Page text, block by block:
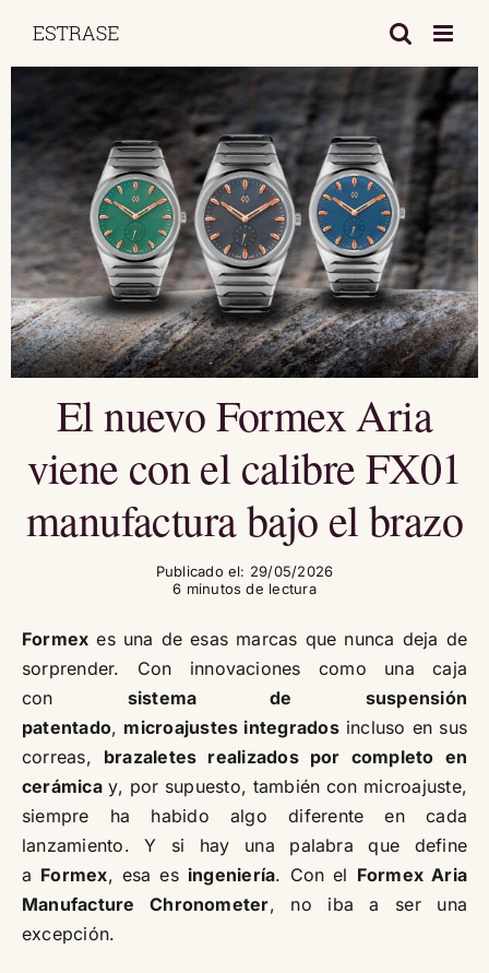
contenido
El nuevo Formex Aria
viene con el calibre FX01
manufactura bajo el brazo
Publicado el: 29/05/2026
6 minutos de lectura
Formex es una de esas marcas que nunca deja de
sorprender. Con innovaciones como una caja
con sistema de suspensión
patentado, microajustes integradosincluso en sus
correas, brazaletes realizados por completo en
cerámicay, por supuesto, también con microajuste,
siempre ha habido algo diferente en cada
lanzamiento. Y si hay una palabra que define
a Formex, esa es ingeniería. Con el Formex Aria
Manufacture Chronometer, no iba a ser una
excepción.